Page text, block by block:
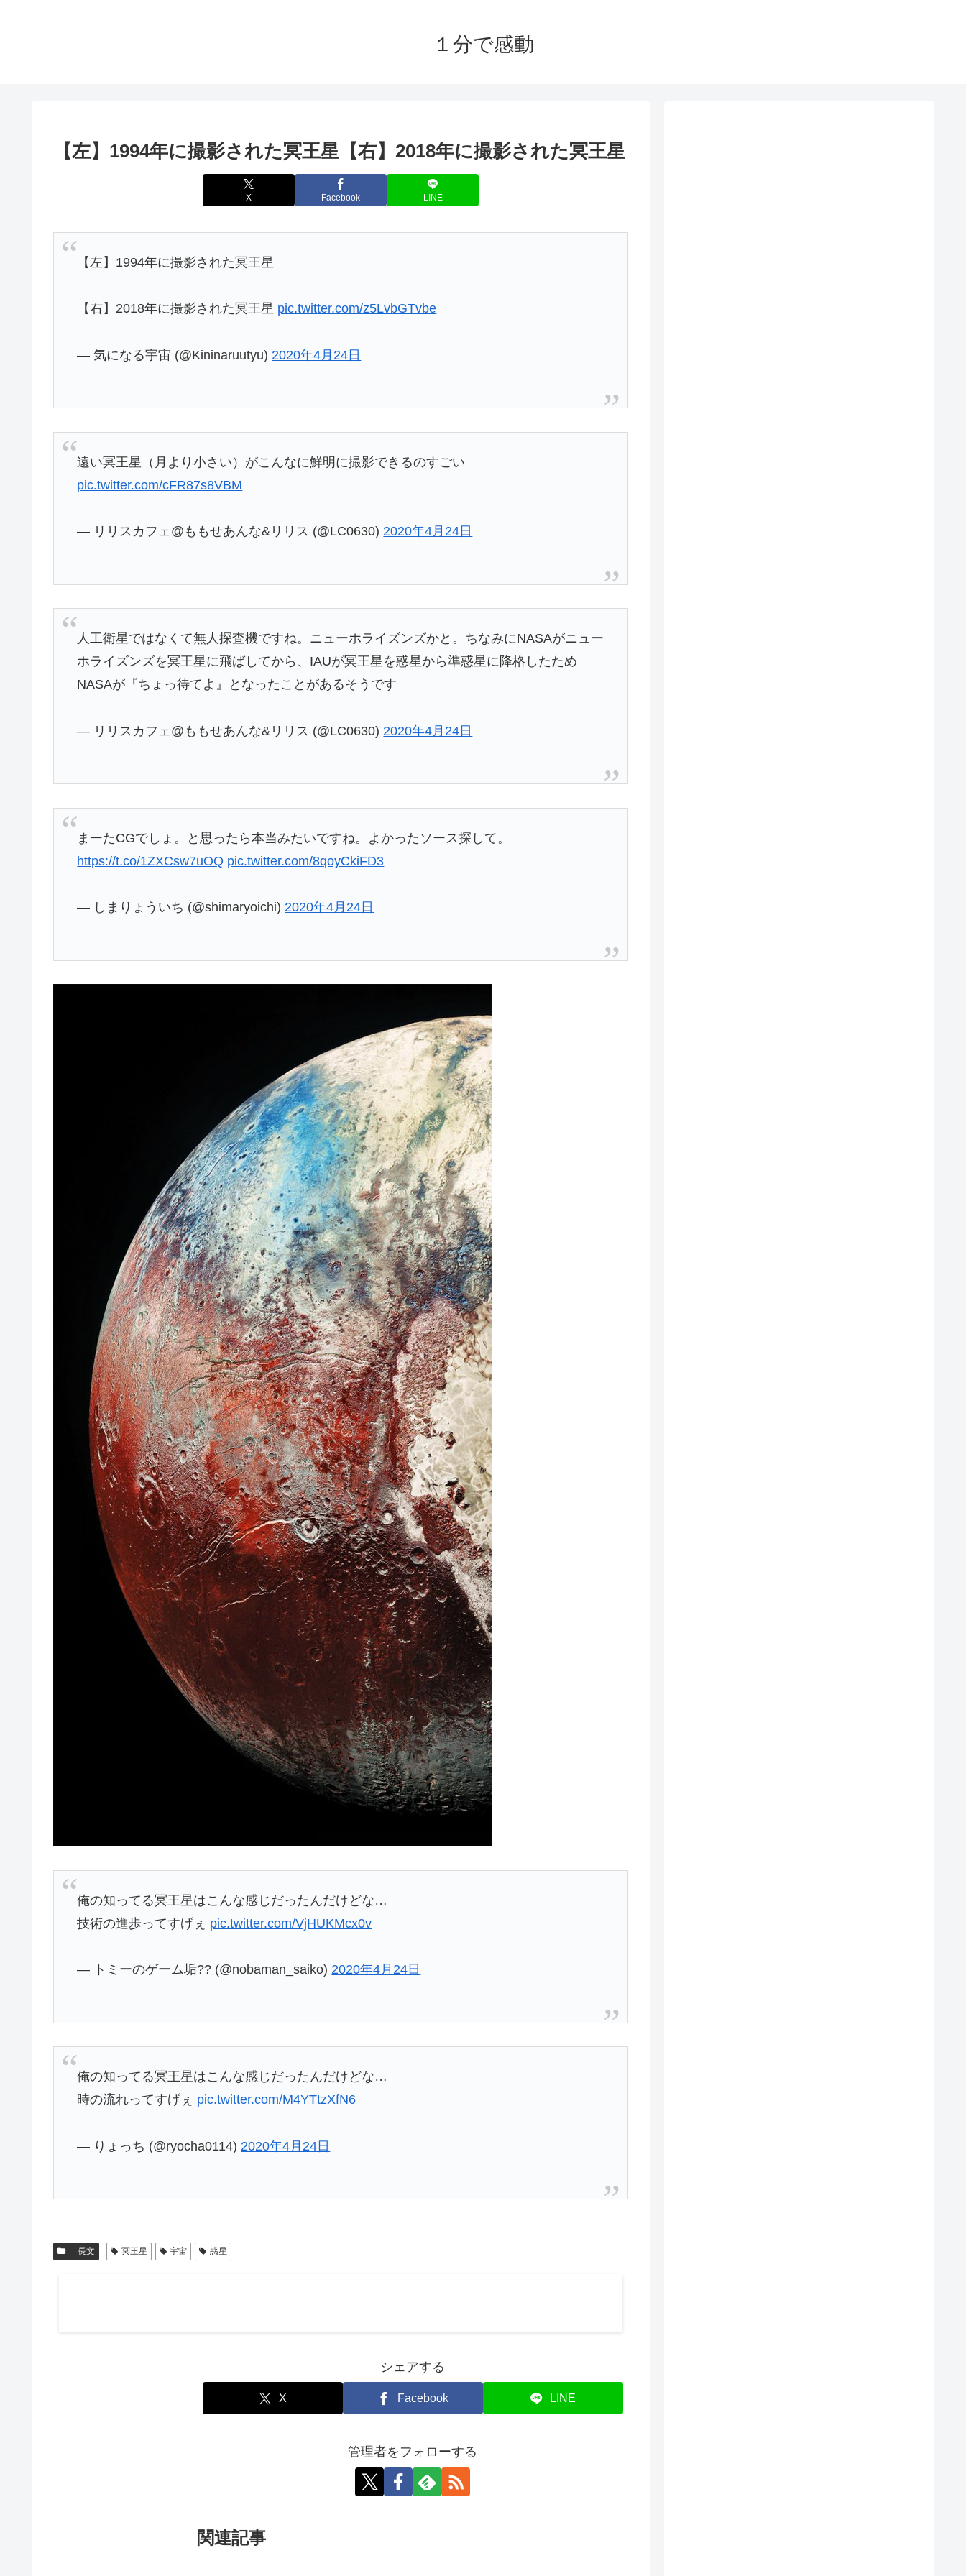
１分で感動
【左】1994年に撮影された冥王星【右】2018年に撮影された冥王星
X Facebook LINE
【左】1994年に撮影された冥王星
【右】2018年に撮影された冥王星 pic.twitter.com/z5LvbGTvbe
— 気になる宇宙 (@Kininaruutyu) 2020年4月24日
遠い冥王星（月より小さい）がこんなに鮮明に撮影できるのすごい
pic.twitter.com/cFR87s8VBM
— リリスカフェ@ももせあんな&リリス (@LC0630) 2020年4月24日
人工衛星ではなくて無人探査機ですね。ニューホライズンズかと。ちなみにNASAがニュー
ホライズンズを冥王星に飛ばしてから、IAUが冥王星を惑星から準惑星に降格したため
NASAが『ちょっ待てよ』となったことがあるそうです
— リリスカフェ@ももせあんな&リリス (@LC0630) 2020年4月24日
まーたCGでしょ。と思ったら本当みたいですね。よかったソース探して。
https://t.co/1ZXCsw7uOQ pic.twitter.com/8qoyCkiFD3
— しまりょういち (@shimaryoichi) 2020年4月24日
俺の知ってる冥王星はこんな感じだったんだけどな…
技術の進歩ってすげぇ pic.twitter.com/VjHUKMcx0v
— トミーのゲーム垢?? (@nobaman_saiko) 2020年4月24日
俺の知ってる冥王星はこんな感じだったんだけどな…
時の流れってすげぇ pic.twitter.com/M4YTtzXfN6
— りょっち (@ryocha0114) 2020年4月24日
長文 冥王星 宇宙 惑星
シェアする
X Facebook LINE
管理者をフォローする
関連記事